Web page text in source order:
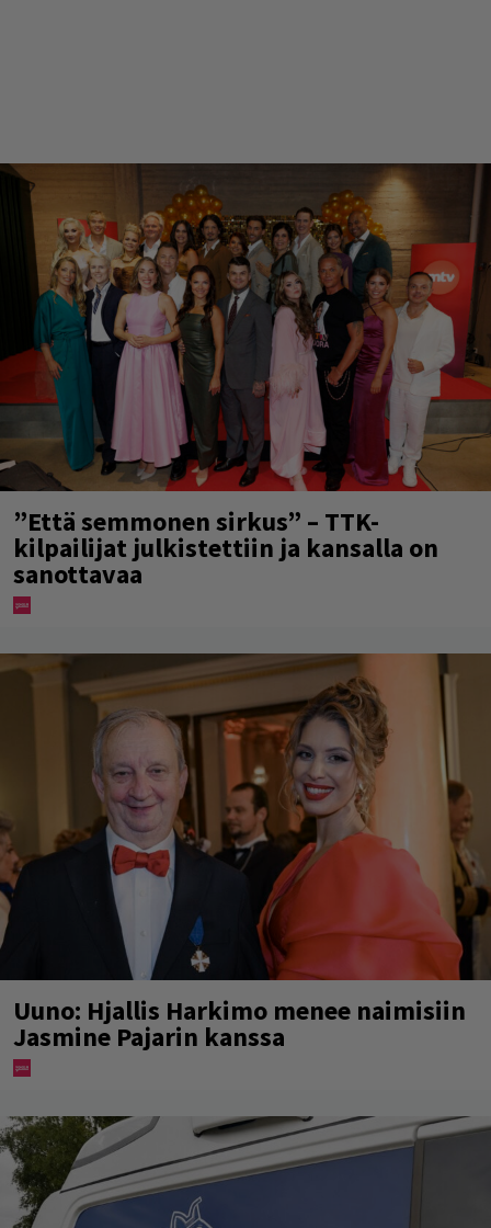
”Että semmonen sirkus” – TTK-
kilpailijat julkistettiin ja kansalla on
sanottavaa
Uuno: Hjallis Harkimo menee naimisiin
Jasmine Pajarin kanssa